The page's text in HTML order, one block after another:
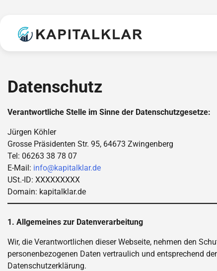
content
Datenschutz
Verantwortliche Stelle im Sinne der Datenschutzgesetze:
Jürgen Köhler
Grosse Präsidenten Str. 95, 64673 Zwingenberg
Tel: 06263 38 78 07
E-Mail: info@kapitalklar.de
USt.-ID: XXXXXXXXX
Domain: kapitalklar.de
1. Allgemeines zur Datenverarbeitung
Wir, die Verantwortlichen dieser Webseite, nehmen den
personenbezogenen Daten vertraulich und entsprechend
Datenschutzerklärung.